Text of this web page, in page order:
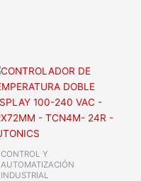
CONTROL Y
AUTOMATIZACIÓN
INDUSTRIAL